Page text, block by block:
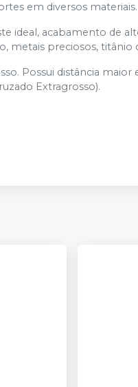
em diversos materiais.
ideal, acabamento de
metais preciosos, titânio
Possui distância maior
Extragrosso).